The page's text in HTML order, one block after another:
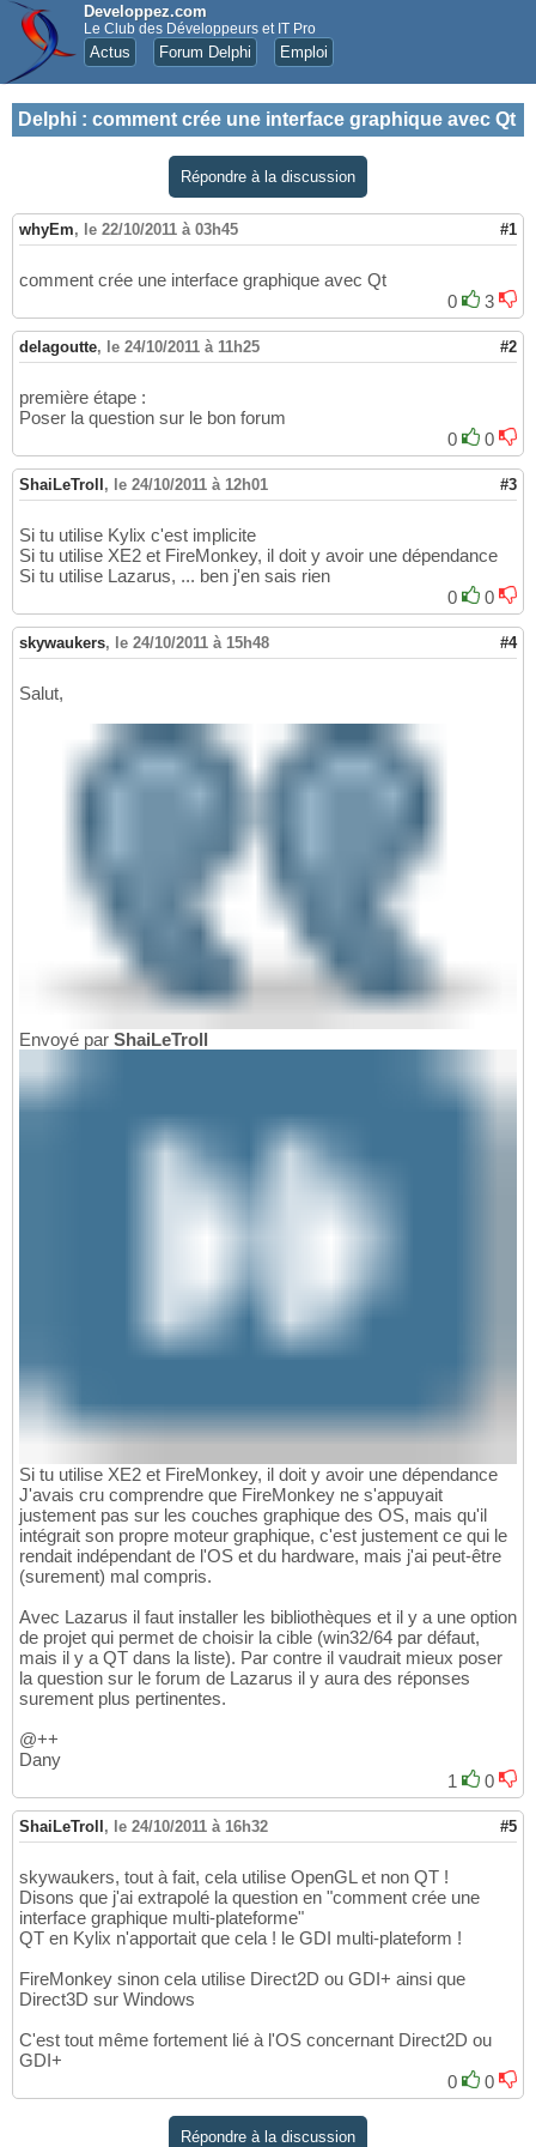
Developpez.com
Le Club des Développeurs et IT Pro
Actus Forum Delphi Emploi
Delphi : comment crée une interface graphique avec Qt
Répondre à la discussion
whyEm, le 22/10/2011 à 03h45 #1
comment crée une interface graphique avec Qt
0
3
delagoutte, le 24/10/2011 à 11h25 #2
première étape :
Poser la question sur le bon forum
0
0
ShaiLeTroll , le 24/10/2011 à 12h01 #3
Si tu utilise Kylix c'est implicite
Si tu utilise XE2 et FireMonkey, il doit y avoir une dépendance
Si tu utilise Lazarus, ... ben j'en sais rien
0
0
skywaukers, le 24/10/2011 à 15h48 #4
Salut,
Envoyé par ShaiLeTroll
Si tu utilise XE2 et FireMonkey, il doit y avoir une dépendance
J'avais cru comprendre que FireMonkey ne s'appuyait
justement pas sur les couches graphique des OS, mais qu'il
intégrait son propre moteur graphique, c'est justement ce qui le
rendait indépendant de l'OS et du hardware, mais j'ai peut-être
(surement) mal compris.
Avec Lazarus il faut installer les bibliothèques et il y a une option
de projet qui permet de choisir la cible (win32/64 par défaut,
mais il y a QT dans la liste). Par contre il vaudrait mieux poser
la question sur le forum de Lazarus il y aura des réponses
surement plus pertinentes.
@++
Dany
1
0
ShaiLeTroll , le 24/10/2011 à 16h32 #5
skywaukers, tout à fait, cela utilise OpenGL et non QT !
Disons que j'ai extrapolé la question en "comment crée une
interface graphique multi-plateforme"
QT en Kylix n'apportait que cela ! le GDI multi-plateform !
FireMonkey sinon cela utilise Direct2D ou GDI+ ainsi que
Direct3D sur Windows
C'est tout même fortement lié à l'OS concernant Direct2D ou
GDI+
0
0
Répondre à la discussion